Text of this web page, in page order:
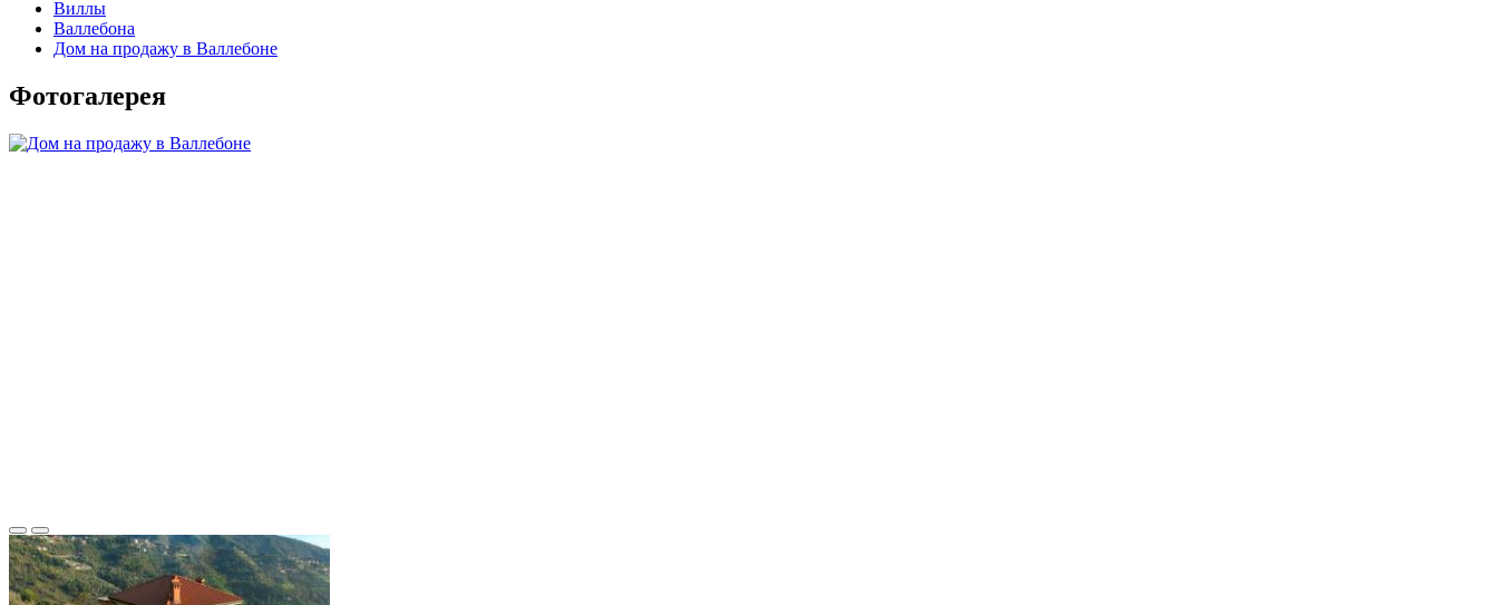
Виллы
Валлебона
Дом на продажу в Валлебоне
Фотогалерея